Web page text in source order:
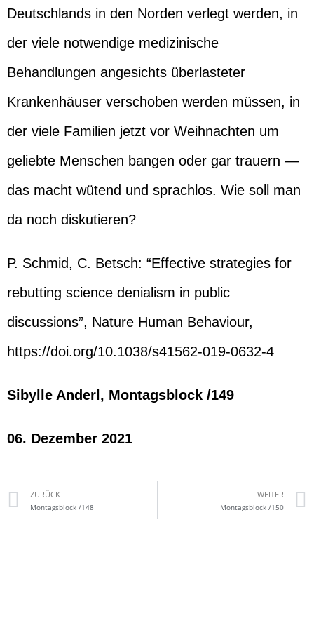
Deutschlands in den Norden verlegt werden, in
der viele notwendige medizinische
Behandlungen angesichts überlasteter
Krankenhäuser verschoben werden müssen, in
der viele Familien jetzt vor Weihnachten um
geliebte Menschen bangen oder gar trauern —
das macht wütend und sprachlos. Wie soll man
da noch diskutieren?
P. Schmid, C. Betsch: “Effective strategies for
rebutting science denialism in public
discussions”, Nature Human Behaviour,
https://doi.org/10.1038/s41562-019-0632-4
Sibylle Anderl, Montagsblock /149
06. Dezember 2021
ZURÜCK
Montagsblock /148
WEITER
Montagsblock /150